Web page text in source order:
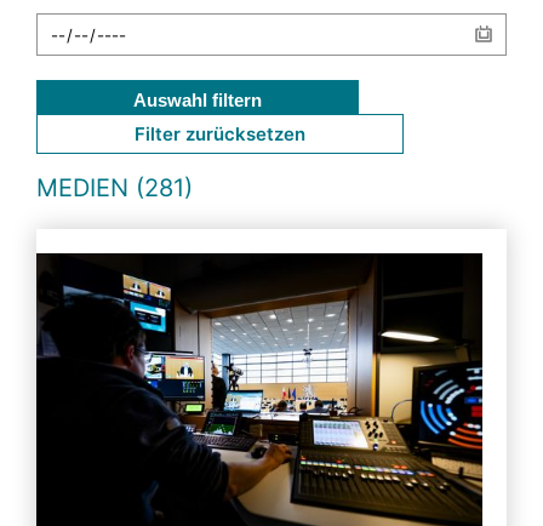
Auswahl filtern
Filter zurücksetzen
MEDIEN (281)